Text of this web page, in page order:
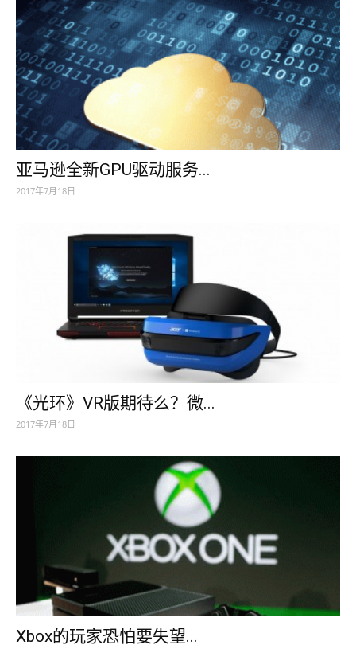
亚马逊全新GPU驱动服务...
2017年7月18日
《光环》VR版期待么？微...
2017年7月18日
Xbox的玩家恐怕要失望...